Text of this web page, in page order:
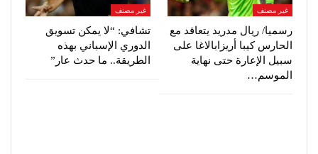
غير مصنف
رسميا/ ريال مدريد يتعاقد مع
الحارس كيبا أريزابالاغا على
سبيل الإعارة حتى نهاية
الموسم…
غير مصنف
تشافي: “لا يمكن تسويق
الدوري الإسباني بهذه
الطريقة.. ما حدث عار”